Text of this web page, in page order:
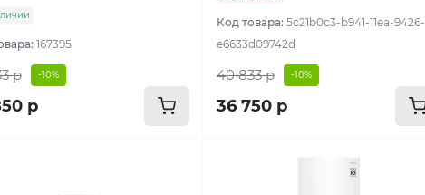
167395
р -10%
р
Код товара:5c21b0c3-b941-11ea-9426-
e6633d09742d
40 833 р -10%
36 750 р